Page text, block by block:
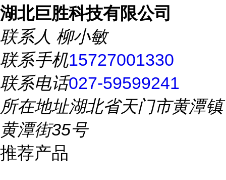
湖北巨胜科技有限公司
联系人 柳小敏
联系手机15727001330
联系电话027-59599241
所在地址湖北省天门市黄潭镇
黄潭街35号
推荐产品